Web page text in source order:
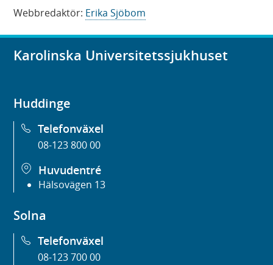
Webbredaktör: Erika Sjöbom
Karolinska Universitetssjukhuset
Huddinge
Telefonväxel
08-123 800 00
Huvudentré
Hälsovägen 13
Solna
Telefonväxel
08-123 700 00